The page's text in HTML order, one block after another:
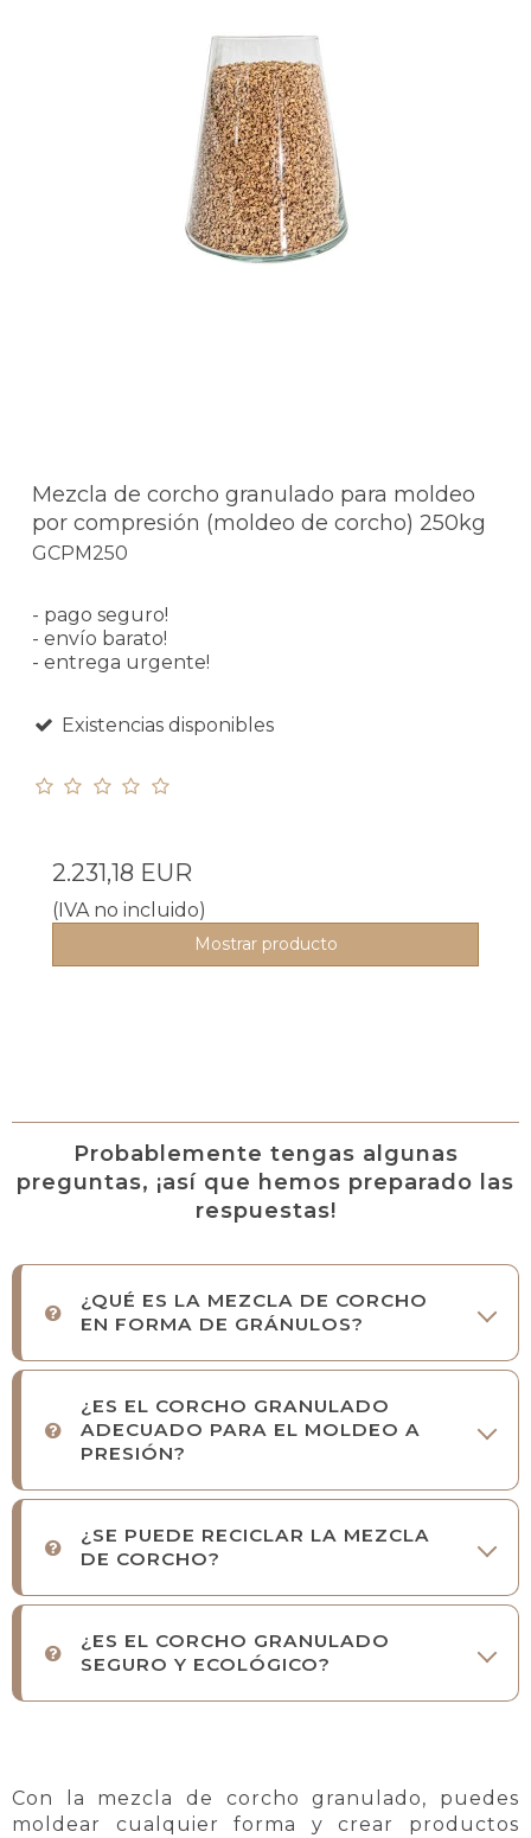
Mezcla de corcho granulado para moldeo
por compresión (moldeo de corcho) 250kg
GCPM250
- pago seguro!
- envío barato!
- entrega urgente!
Existencias disponibles
2.231,18 EUR
(IVA no incluido)
Mostrar producto
Probablemente tengas algunas
preguntas, ¡así que hemos preparado las
respuestas!
¿QUÉ ES LA MEZCLA DE CORCHO
EN FORMA DE GRÁNULOS?
¿ES EL CORCHO GRANULADO
ADECUADO PARA EL MOLDEO A
PRESIÓN?
¿SE PUEDE RECICLAR LA MEZCLA
DE CORCHO?
¿ES EL CORCHO GRANULADO
SEGURO Y ECOLÓGICO?
Con la mezcla de corcho granulado, puedes
moldear cualquier forma y crear productos